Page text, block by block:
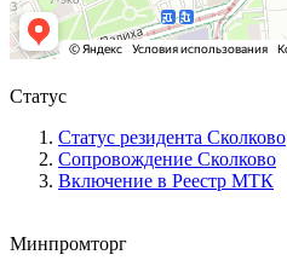
Статус
Статус резидента Сколково
Сопровождение Сколково
Включение в Реестр МТК
Минпромторг